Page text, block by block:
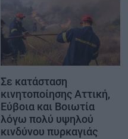
Σε κατάσταση
κινητοποίησης Αττική,
Εύβοια και Βοιωτία
λόγω πολύ υψηλού
κινδύνου πυρκαγιάς